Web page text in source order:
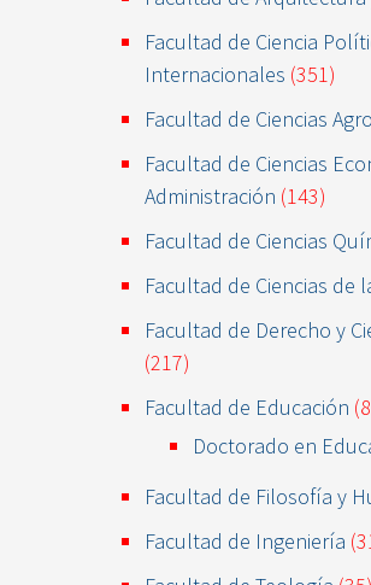
Facultad de Ciencia
Internacionales (351)
Facultad de Ciencias
Facultad de Ciencias
Administración (143)
Facultad de Ciencias
Facultad de Ciencias de
Facultad de Derecho y
(217)
Facultad de Educación
Doctorado en
Facultad de Filosofía y
Facultad de Ingeniería